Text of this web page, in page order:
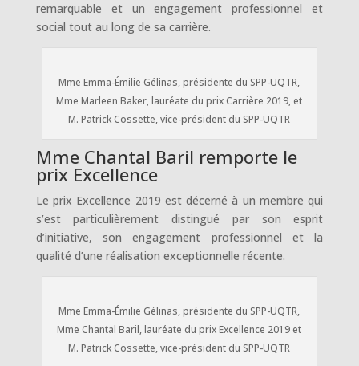
remarquable et un engagement professionnel et
social tout au long de sa carrière.
Mme Emma-Émilie Gélinas, présidente du SPP-UQTR,
Mme Marleen Baker, lauréate du prix Carrière 2019, et
M. Patrick Cossette, vice-président du SPP-UQTR
Mme Chantal Baril remporte le
prix Excellence
Le prix Excellence 2019 est décerné à un membre qui
s’est particulièrement distingué par son esprit
d’initiative, son engagement professionnel et la
qualité d’une réalisation exceptionnelle récente.
Mme Emma-Émilie Gélinas, présidente du SPP-UQTR,
Mme Chantal Baril, lauréate du prix Excellence 2019 et
M. Patrick Cossette, vice-président du SPP-UQTR